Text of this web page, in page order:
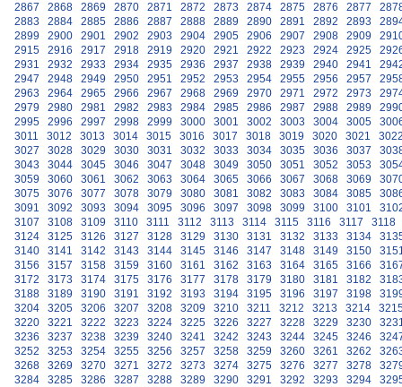
2867
2868 2869 2870 2871 2872 2873 2874 2875 2876 2877
2883
2884 2885 2886 2887 2888 2889 2890 2891 2892 2893
2899
2900 2901 2902 2903 2904 2905 2906 2907 2908 2909
2915
2916 2917 2918 2919 2920 2921 2922 2923 2924 2925
2931
2932 2933 2934 2935 2936 2937 2938 2939 2940 2941
2947
2948 2949 2950 2951 2952 2953 2954 2955 2956 2957
2963
2964 2965 2966 2967 2968 2969 2970 2971 2972 2973
2979
2980 2981 2982 2983 2984 2985 2986 2987 2988 2989
2995
2996 2997 2998 2999 3000 3001 3002 3003 3004 3005
3011
3012 3013 3014 3015 3016 3017 3018 3019 3020 3021
3027
3028 3029 3030 3031 3032 3033 3034 3035 3036 3037
3043
3044 3045 3046 3047 3048 3049 3050 3051 3052 3053
3059
3060 3061 3062 3063 3064 3065 3066 3067 3068 3069
3075
3076 3077 3078 3079 3080 3081 3082 3083 3084 3085
3091
3092 3093 3094 3095 3096 3097 3098 3099 3100 3101
3107
3108 3109 3110 3111 3112 3113 3114 3115 3116 3117
3118
3124
3125 3126 3127 3128 3129 3130 3131 3132 3133 3134
3140
3141 3142 3143 3144 3145 3146 3147 3148 3149 3150
3156
3157 3158 3159 3160 3161 3162 3163 3164 3165 3166
3172
3173 3174 3175 3176 3177 3178 3179 3180 3181 3182
3188
3189 3190 3191 3192 3193 3194 3195 3196 3197 3198
3204
3205 3206 3207 3208 3209 3210 3211 3212 3213 3214
3220
3221 3222 3223 3224 3225 3226 3227 3228 3229 3230
3236
3237 3238 3239 3240 3241 3242 3243 3244 3245 3246
3252
3253 3254 3255 3256 3257 3258 3259 3260 3261 3262
3268
3269 3270 3271 3272 3273 3274 3275 3276 3277 3278
3284
3285 3286 3287 3288 3289 3290 3291 3292 3293 3294